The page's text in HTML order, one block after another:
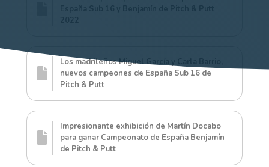
Los madrileños Miguel García y Carla Barrio,
nuevos campeones de España Sub 16 de
Pitch & Putt
Impresionante exhibición de Martín Docabo
para ganar Campeonato de España Benjamín
de Pitch & Putt